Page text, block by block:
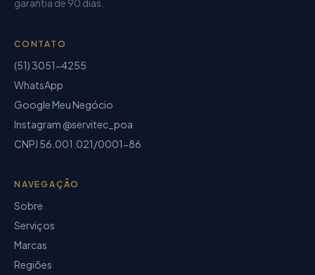
garantia de 90 dias
CONTATO
(51) 3051-4255
WhatsApp
Google Meu Negócio
Instagram @servitec_poa
CNPJ 56.001.021/0001-86
NAVEGAÇÃO
Sobre
Serviços
Marcas
Regiões